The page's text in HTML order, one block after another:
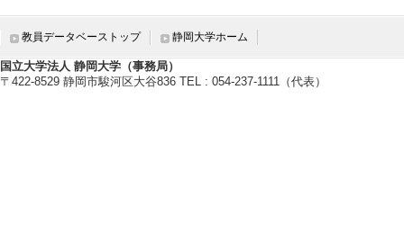
[7]. 日本写真測量
[役割] 責任者以外
[役割] 責任者以
教員データベーストップ 静岡大学ホーム
国立大学法人 静岡大学（事務局）
〒422-8529 静岡市駿河区大谷836 TEL : 054-237-1111（代表）